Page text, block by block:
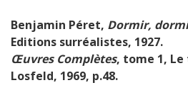
Benjamin Péret, Dormir,
Editions surréalistes, 1927.
Œuvres Complètes, tome 1,
Losfeld, 1969, p.48.